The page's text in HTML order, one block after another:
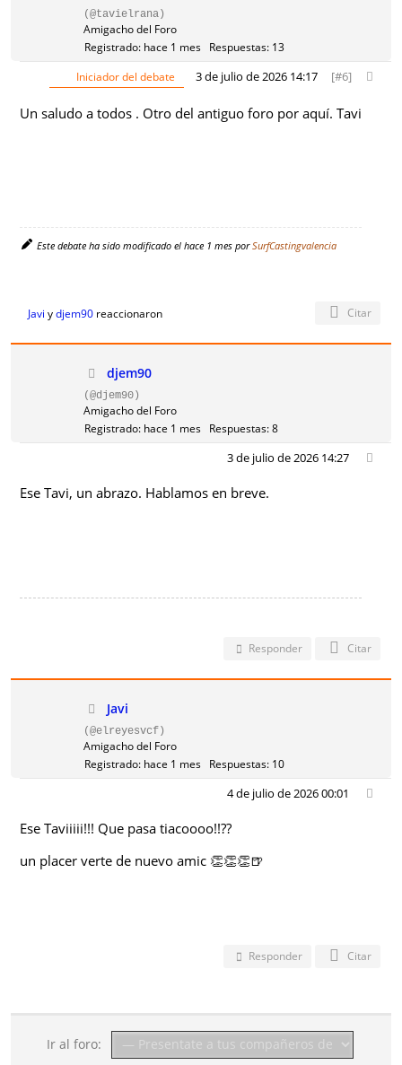
(@tavielrana)
Amigacho del Foro
Registrado: hace 1 mes Respuestas: 13
Iniciador del debate
3 de julio de 2026 14:17 [#6]
Un saludo a todos . Otro del antiguo foro por aquí. Tavi
Este debate ha sido modificado el hace 1 mes porSurfCastingvalencia
Javi ydjem90 reaccionaron Citar
djem90
(@djem90)
Amigacho del Foro
Registrado: hace 1 mes Respuestas: 8
3 de julio de 2026 14:27
Ese Tavi, un abrazo. Hablamos en breve.
Responder Citar
Javi
(@elreyesvcf)
Amigacho del Foro
Registrado: hace 1 mes Respuestas: 10
4 de julio de 2026 00:01
Ese Taviiiii!!! Que pasa tiacoooo!!??
un placer verte de nuevo amic 👏👏👏🍺
Responder Citar
Ir al foro: